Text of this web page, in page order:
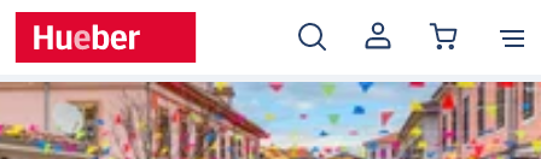
MEIN
KONTO